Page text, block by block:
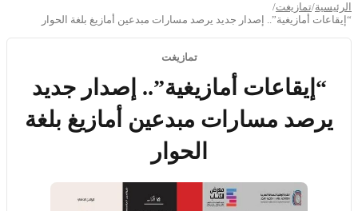
الرئيسية/تمازيغت/
“إيقاعات أمازيغية”.. إصدار جديد يرصد مسارات مبدعين أمازيغ بلغة الحوار
تمازيغت
“إيقاعات أمازيغية”.. إصدار جديد
يرصد مسارات مبدعين أمازيغ بلغة
الحوار